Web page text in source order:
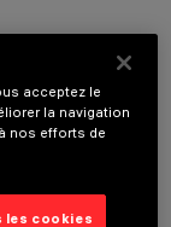
acceptez le
la navigation
nos efforts de
cookies